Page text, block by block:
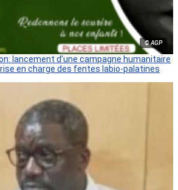
© AGP
lancement d’une campagne humanitaire
en charge des fentes labio-palatines